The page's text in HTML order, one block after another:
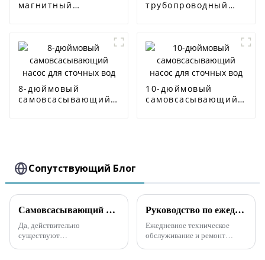
магнитный
трубопроводный
8-дюймовый
самовсасывающий
10-дюймовый
самовсасывающий
Сопутствующий Блог
Самовсасывающий насос для сточных вод, способный перекачивать твердые частицы
Да, действительно
существуют
Руководство по ежедневному техническому обслуживанию и ремонту самовсасывающего канализационного насоса
Ежедневное техническое
обслуживание и ремонт